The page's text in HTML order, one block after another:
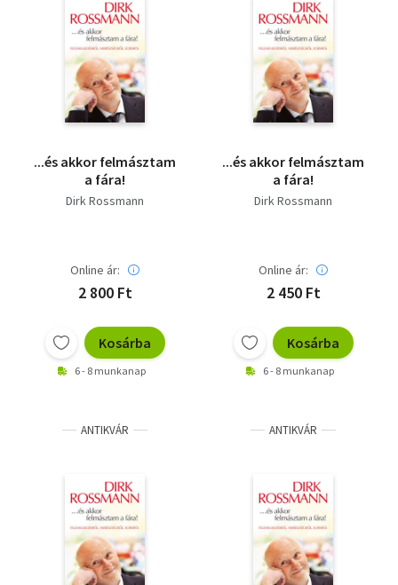
...és akkor felmásztam
a fára!
Dirk Rossmann
Online ár:
2 800 Ft
Kosárba
6 - 8 munkanap
...és akkor felmásztam
a fára!
Dirk Rossmann
Online ár:
2 450 Ft
Kosárba
6 - 8 munkanap
ANTIKVÁR ANTIKVÁR